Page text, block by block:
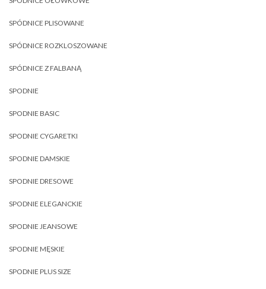
SPÓDNICE PLISOWANE
SPÓDNICE ROZKLOSZOWANE
SPÓDNICE Z FALBANĄ
SPODNIE
SPODNIE BASIC
SPODNIE CYGARETKI
SPODNIE DAMSKIE
SPODNIE DRESOWE
SPODNIE ELEGANCKIE
SPODNIE JEANSOWE
SPODNIE MĘSKIE
SPODNIE PLUS SIZE